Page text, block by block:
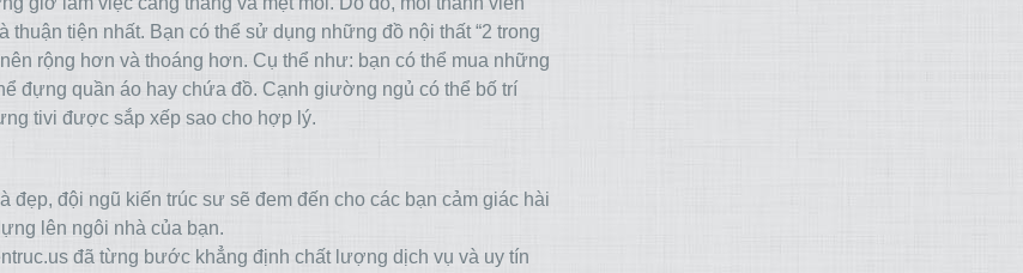
tiện nhất. Bạn có thể sử dụng những đồ nội thất “2 trong
rộng hơn và thoáng hơn. Cụ thể như: bạn có thể mua những
đựng quần áo hay chứa đồ. Cạnh giường ngủ có thể bố trí
tivi được sắp xếp sao cho hợp lý.
đội ngũ kiến trúc sư sẽ đem đến cho các bạn cảm giác hài
lên ngôi nhà của bạn.
đã từng bước khẳng định chất lượng dịch vụ và uy tín